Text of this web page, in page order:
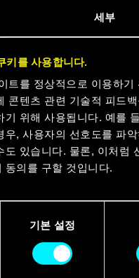
세부
키를 사용합니다.
트를 정상적으로 이용하
콘텐츠 관련 기술적 피드
기 위해 사용됩니다. 예를
우, 사용자의 선호도를 파
도 있습니다. 물론, 이처럼
동의를 구할 것입니다.
부 사항이나 관련 설정은
기본 설정